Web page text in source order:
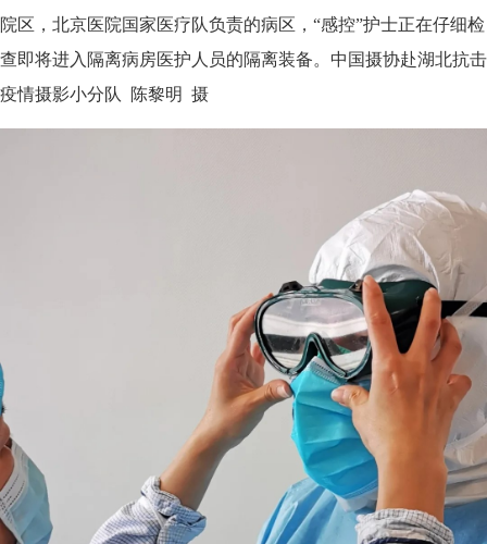
院区，北京医院国家医疗队负责的病区，“感控”护士正在仔细检
查即将进入隔离病房医护人员的隔离装备。中国摄协赴湖北抗击
疫情摄影小分队 陈黎明 摄